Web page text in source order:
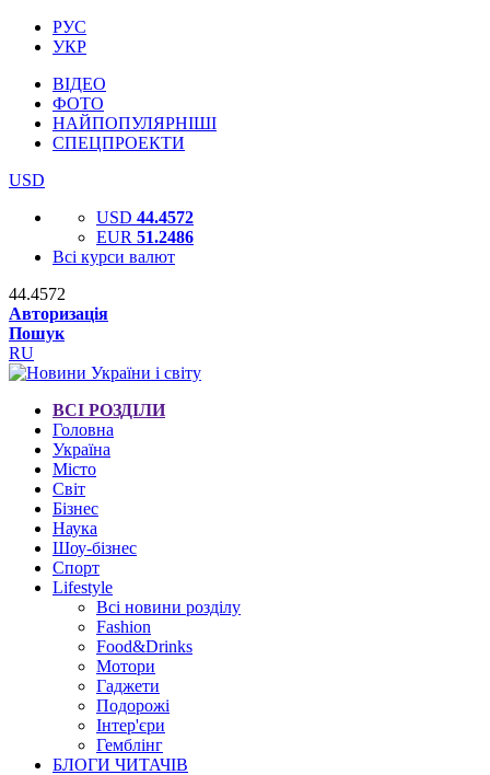
РУС
УКР
ВІДЕО
ФОТО
НАЙПОПУЛЯРНІШІ
СПЕЦПРОЕКТИ
USD
USD 44.4572
EUR 51.2486
Всі курси валют
44.4572
Авторизація
Пошук
RU
ВСІ РОЗДІЛИ
Головна
Україна
Місто
Світ
Бізнес
Наука
Шоу-бізнес
Спорт
Lifestyle
Всі новини розділу
Fashion
Food&Drinks
Мотори
Гаджети
Подорожі
Інтер'єри
Гемблінг
БЛОГИ ЧИТАЧІВ